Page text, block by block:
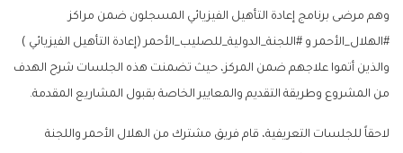
وهم مرضى برنامج إعادة التأهيل الفيزيائي المسجلون ضمن مراكز
#الهلال_الأحمر و #اللجنة_الدولية_للصليب_الأحمر (إعادة التأهيل الفيزيائي )
والذين أتموا علاجهم ضمن المركز، حيث تضمنت هذه الجلسات شرح الهدف
من المشروع وطريقة التقديم والمعايير الخاصة بقبول المشاريع المقدمة.
لاحقاً للجلسات التعريفية، قام فريق مشترك من الهلال الأحمر واللجنة